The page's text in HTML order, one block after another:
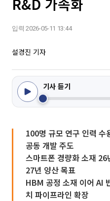
R&D 가속화
입력 2026-05-11 13:44
설경진 기자
기사 듣기
100명 규모 연구 인력
공동 개발 주도
스마트폰 경량화 소재 26
27년 양산 목표
HBM 공정 소재 이어 AI
치 파이프라인 확장